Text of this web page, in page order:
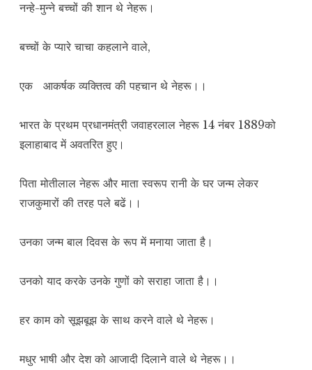
नन्हे-मुन्ने बच्चों की शान थे नेहरू।
बच्चों के प्यारे चाचा कहलाने वाले,
एक आकर्षक व्यक्तित्व की पहचान थे नेहरू।।
भारत के प्रथम प्रधानमंत्री जवाहरलाल नेहरू 14 नंबर 1889को
इलाहाबाद में अवतरित हुए।
पिता मोतीलाल नेहरू और माता स्वरूप रानी के घर जन्म लेकर
राजकुमारों की तरह पले बढें।।
उनका जन्म बाल दिवस के रूप में मनाया जाता है।
उनको याद करके उनके गुणों को सराहा जाता है।।
हर काम को सूझबूझ के साथ करने वाले थे नेहरू।
मधुर भाषी और देश को आजादी दिलाने वाले थे नेहरू।।